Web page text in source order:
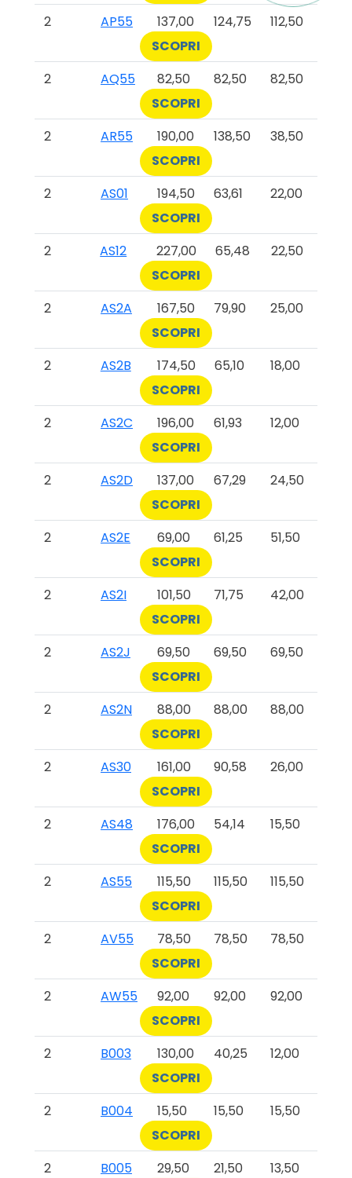
2
AP55 137,00 124,75
112,50
SCOPRI
2
AQ55 82,50 82,50
82,50
SCOPRI
2
AR55 190,00 138,50
38,50
SCOPRI
2
AS01 194,50 63,61
22,00
SCOPRI
2
AS12 227,00 65,48
22,50
SCOPRI
2
AS2A 167,50 79,90
25,00
SCOPRI
2
AS2B 174,50 65,10
18,00
SCOPRI
2
AS2C 196,00 61,93
12,00
SCOPRI
2
AS2D 137,00 67,29
24,50
SCOPRI
2
AS2E 69,00 61,25
51,50
SCOPRI
2
AS2I 101,50 71,75
42,00
SCOPRI
2
AS2J 69,50 69,50
69,50
SCOPRI
2
AS2N 88,00 88,00
88,00
SCOPRI
2
AS30 161,00 90,58
26,00
SCOPRI
2
AS48 176,00 54,14
15,50
SCOPRI
2
AS55 115,50 115,50
115,50
SCOPRI
2
AV55 78,50 78,50
78,50
SCOPRI
2
AW55 92,00 92,00
92,00
SCOPRI
2
B003 130,00 40,25
12,00
SCOPRI
2
B004 15,50 15,50
15,50
SCOPRI
2
B005 29,50 21,50
13,50